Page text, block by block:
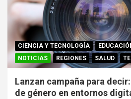
CIENCIA Y TECNOLOGÍA
NOTICIAS
REGIONES SALUD
Lanzan campaña para
de género en entornos